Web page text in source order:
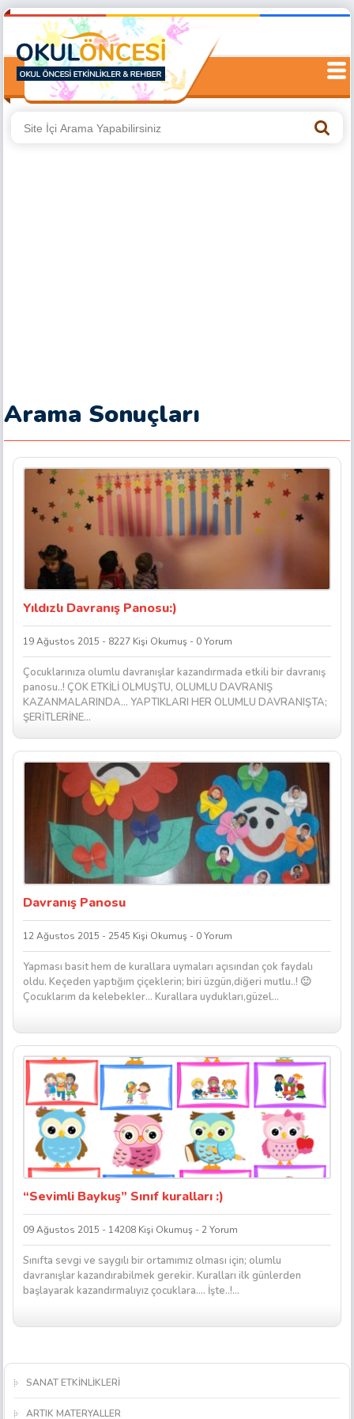
Arama Sonuçları
Yıldızlı Davranış Panosu:)
19 Ağustos 2015 - 8227 Kişi Okumuş - 0 Yorum
Çocuklarınıza olumlu davranışlar kazandırmada etkili bir davranış
panosu..! ÇOK ETKİLİ OLMUŞTU, OLUMLU DAVRANIŞ
KAZANMALARINDA… YAPTIKLARI HER OLUMLU DAVRANIŞTA;
ŞERİTLERİNE...
Davranış Panosu
12 Ağustos 2015 - 2545 Kişi Okumuş - 0 Yorum
Yapması basit hem de kurallara uymaları açısından çok faydalı
oldu. Keçeden yaptığım çiçeklerin; biri üzgün,diğeri mutlu..! 🙂
Çocuklarım da kelebekler… Kurallara uydukları,güzel...
“Sevimli Baykuş” Sınıf kuralları :)
09 Ağustos 2015 - 14208 Kişi Okumuş - 2 Yorum
Sınıfta sevgi ve saygılı bir ortamımız olması için; olumlu
davranışlar kazandırabilmek gerekir. Kuralları ilk günlerden
başlayarak kazandırmalıyız çocuklara…. İşte..!...
SANAT ETKİNLİKLERİ
ARTIK MATERYALLER